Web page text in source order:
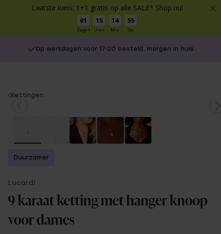
Laatste kans: 1+1 gratis op alle SALE* Shop nu!
01
Dagen
15
Uren
14
Min
55
Sec
Op werkdagen voor 17:00 besteld, morgen in huis
You
Kettingen
Duurzamer
Lucardi
9 karaat ketting met hanger knoop
voor dames